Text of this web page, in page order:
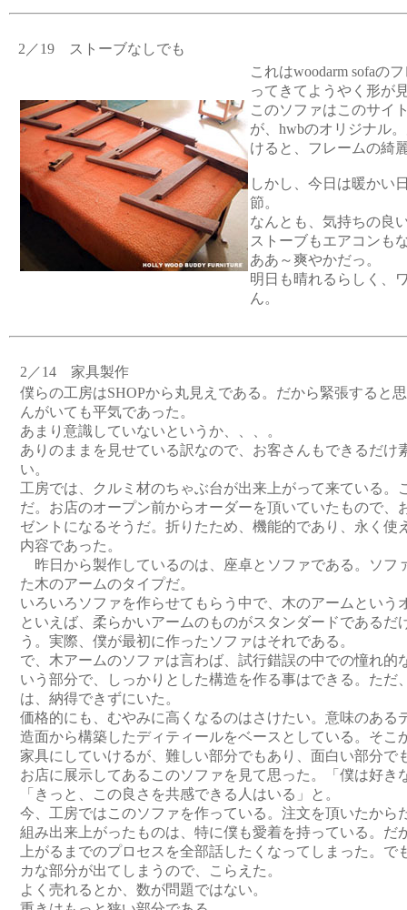
2／19 ストーブなしでも
これはwoodarm sofaの
ってきてようやく形が
このソファはこのサイ
が、hwbのオリジナル
けると、フレームの綺
しかし、今日は暖かい
節。
なんとも、気持ちの良
ストーブもエアコンも
ああ～爽やかだっ。
明日も晴れるらしく、
ん。
2／14 家具製作
僕らの工房はSHOPから丸見えである。だから緊張すると
んがいても平気であった。
あまり意識していないというか、、、。
ありのままを見せている訳なので、お客さんもできるだけ
い。
工房では、クルミ材のちゃぶ台が出来上がって来ている。
だ。お店のオープン前からオーダーを頂いていたもので、
ゼントになるそうだ。折りたため、機能的であり、永く使
内容であった。
昨日から製作しているのは、座卓とソファである。ソフ
た木のアームのタイプだ。
いろいろソファを作らせてもらう中で、木のアームという
といえば、柔らかいアームのものがスタンダードであるだ
う。実際、僕が最初に作ったソファはそれである。
で、木アームのソファは言わば、試行錯誤の中での憧れ的
いう部分で、しっかりとした構造を作る事はできる。ただ
は、納得できずにいた。
価格的にも、むやみに高くなるのはさけたい。意味のある
造面から構築したディティールをベースとしている。そこ
家具にしていけるが、難しい部分でもあり、面白い部分で
お店に展示してあるこのソファを見て思った。「僕は好き
「きっと、この良さを共感できる人はいる」と。
今、工房ではこのソファを作っている。注文を頂いたから
組み出来上がったものは、特に僕も愛着を持っている。だ
上がるまでのプロセスを全部話したくなってしまった。で
カな部分が出てしまうので、こらえた。
よく売れるとか、数が問題ではない。